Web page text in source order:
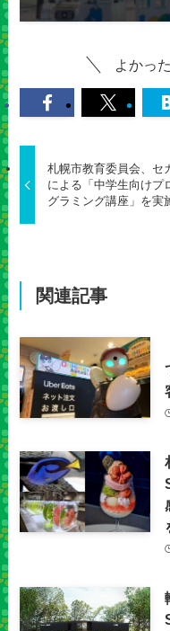
よかっ
札幌市教育委員会、セ
による「中学生向けプ
グラミング講座」を実
関連記事